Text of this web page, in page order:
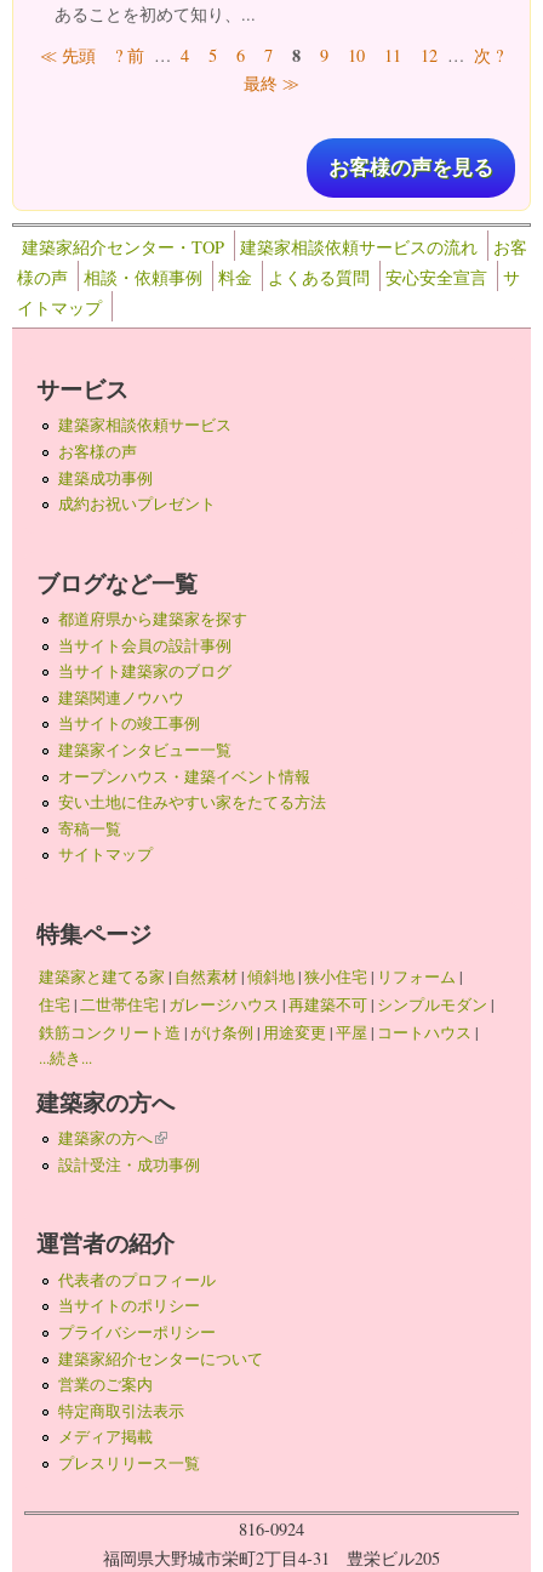
あることを初めて知り、...
ページ
≪ 先頭 ? 前 … 4 5 6 7 8 9 10 11 12 … 次 ?
最終 ≫
お客様の声を見る
建築家紹介センター・TOP 建築家相談依頼サービスの流れ
お客
様の声
相談・依頼事例 料金 よくある質問 安心安全宣言
サ
イトマップ
サービス
建築家相談依頼サービス
お客様の声
建築成功事例
成約お祝いプレゼント
ブログなど一覧
都道府県から建築家を探す
当サイト会員の設計事例
当サイト建築家のブログ
建築関連ノウハウ
当サイトの竣工事例
建築家インタビュー一覧
オープンハウス・建築イベント情報
安い土地に住みやすい家をたてる方法
寄稿一覧
サイトマップ
特集ページ
建築家と建てる家 | 自然素材|傾斜地|狭小住宅| リフォーム |
住宅|二世帯住宅| ガレージハウス |再建築不可| シンプルモダン |
鉄筋コンクリート造 |がけ条例 | 用途変更 |平屋 | コートハウス |
...続き...
建築家の方へ
建築家の方へ(link is external)
設計受注・成功事例
運営者の紹介
代表者のプロフィール
当サイトのポリシー
プライバシーポリシー
建築家紹介センターについて
営業のご案内
特定商取引法表示
メディア掲載
プレスリリース一覧
816-0924
福岡県大野城市栄町2丁目4-31 豊栄ビル205